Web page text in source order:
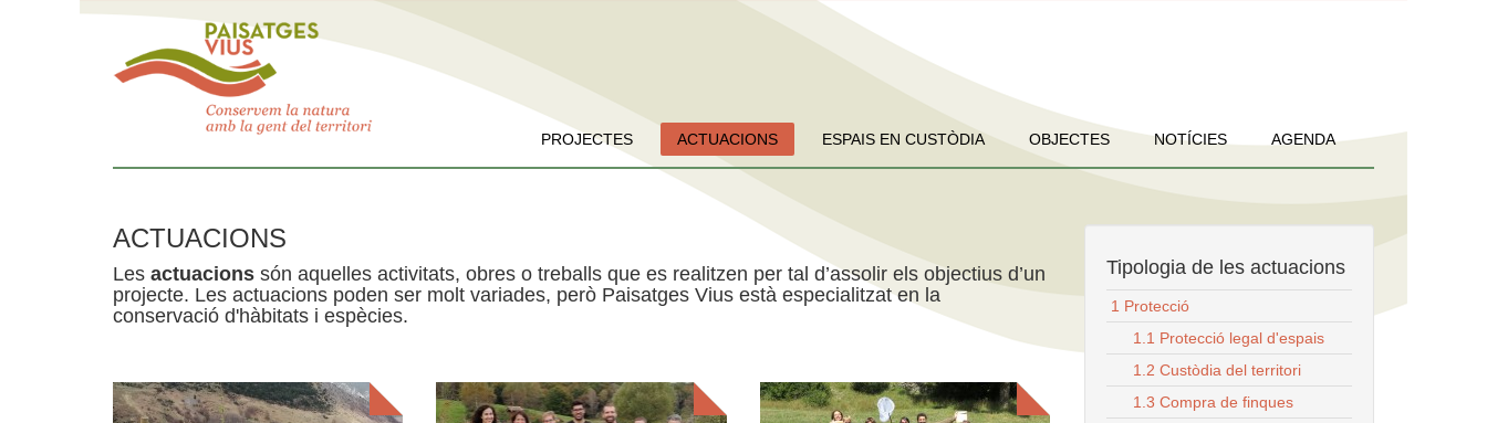
PROJECTES ACTUACIONS ESPAIS EN CUSTÒDIA OBJECTES NOTÍCIES AGENDA
ACTUACIONS
Les actuacions són aquelles activitats, obres o treballs que es realitzen per tal d’assolir els objectius d’un
projecte. Les actuacions poden ser molt variades, però Paisatges Vius està especialitzat en la
conservació d'hàbitats i espècies.
Tipologia de les actuacions
1 Protecció
1.1 Protecció legal d'espais
1.2 Custòdia del territori
1.3 Compra de finques